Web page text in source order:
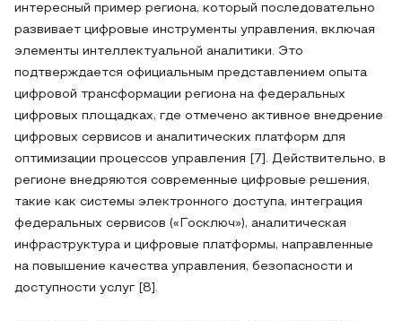
интересный пример региона, который последовательно
развивает цифровые инструменты управления, включая
элементы интеллектуальной аналитики. Это
подтверждается официальным представлением опыта
цифровой трансформации региона на федеральных
цифровых площадках, где отмечено активное внедрение
цифровых сервисов и аналитических платформ для
оптимизации процессов управления [7]. Действительно, в
регионе внедряются современные цифровые решения,
такие как системы электронного доступа, интеграция
федеральных сервисов («Госключ»), аналитическая
инфраструктура и цифровые платформы, направленные
на повышение качества управления, безопасности и
доступности услуг [8].